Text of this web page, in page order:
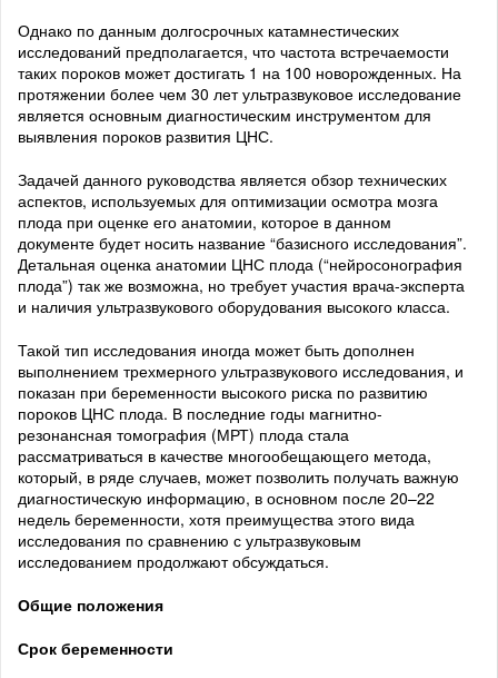
Однако по данным долгосрочных катамнестических
исследований предполагается, что частота встречаемости
таких пороков может достигать 1 на 100 новорожденных. На
протяжении более чем 30 лет ультразвуковое исследование
является основным диагностическим инструментом для
выявления пороков развития ЦНС.
Задачей данного руководства является обзор технических
аспектов, используемых для оптимизации осмотра мозга
плода при оценке его анатомии, которое в данном
документе будет носить название “базисного исследования”.
Детальная оценка анатомии ЦНС плода (“нейросонография
плода”) так же возможна, но требует участия врача-эксперта
и наличия ультразвукового оборудования высокого класса.
Такой тип исследования иногда может быть дополнен
выполнением трехмерного ультразвукового исследования, и
показан при беременности высокого риска по развитию
пороков ЦНС плода. В последние годы магнитно-
резонансная томография (МРТ) плода стала
рассматриваться в качестве многообещающего метода,
который, в ряде случаев, может позволить получать важную
диагностическую информацию, в основном после 20–22
недель беременности, хотя преимущества этого вида
исследования по сравнению с ультразвуковым
исследованием продолжают обсуждаться.
Общие положения
Срок беременности